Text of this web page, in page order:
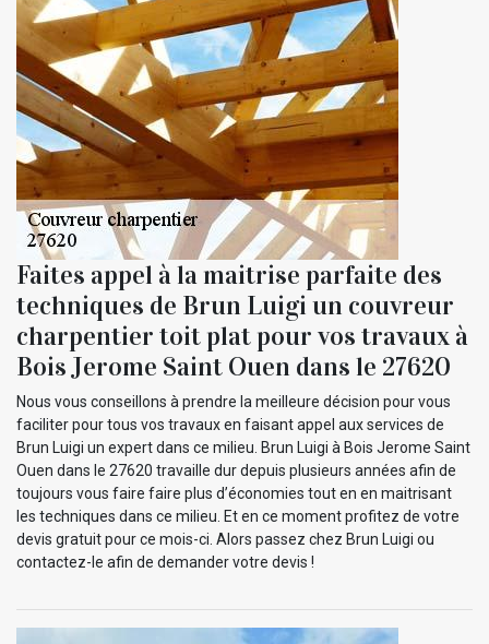
Faites appel à la maitrise parfaite des
techniques de Brun Luigi un couvreur
charpentier toit plat pour vos travaux à
Bois Jerome Saint Ouen dans le 27620
Nous vous conseillons à prendre la meilleure décision pour vous
faciliter pour tous vos travaux en faisant appel aux services de
Brun Luigi un expert dans ce milieu. Brun Luigi à Bois Jerome Saint
Ouen dans le 27620 travaille dur depuis plusieurs années afin de
toujours vous faire faire plus d’économies tout en en maitrisant
les techniques dans ce milieu. Et en ce moment profitez de votre
devis gratuit pour ce mois-ci. Alors passez chez Brun Luigi ou
contactez-le afin de demander votre devis !